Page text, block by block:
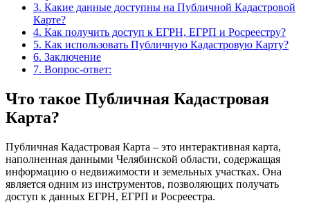
3. Какие данные доступны на Публичной Кадастровой
Карте?
4. Как получить доступ к ЕГРН, ЕГРП и Росреестру?
5. Как использовать Публичную Кадастровую Карту?
6. Заключение
7. Вопрос-ответ:
Что такое Публичная Кадастровая
Карта?
Публичная Кадастровая Карта – это интерактивная карта,
наполненная данными Челябинской области, содержащая
информацию о недвижимости и земельных участках. Она
является одним из инструментов, позволяющих получать
доступ к данных ЕГРН, ЕГРП и Росреестра.